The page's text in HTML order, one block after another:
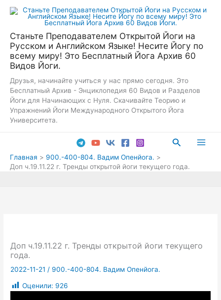
Перейти
Станьте Преподавателем Открытой Йоги на
Русском и Английском Языке! Несите Йогу по
всему миру! Это Бесплатный Йога Архив 60
Видов Йоги.
Друзья, начинайте учиться у нас прямо сегодня. Это
Бесплатный Архив - Энциклопедия 60 Видов и Разделов
Йоги для Начинающих с Нуля. Скачивайте Теорию и
Упражнений Йоги Международного Открытого Йога
Университета.
Поиск
Главная
900.-400-804. Вадим Опенйога.
Доп ч.19.11.22 г. Тренды открытой йоги текущего года.
Доп ч.19.11.22 г. Тренды открытой йоги текущего
года.
2022-11-21 / 900.-400-804. Вадим Опенйога.
Оценили: 926